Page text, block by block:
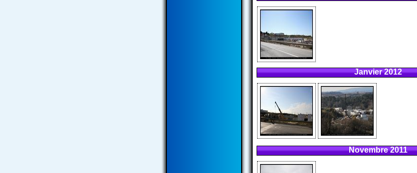
Janvier 2012
Novembre 2011